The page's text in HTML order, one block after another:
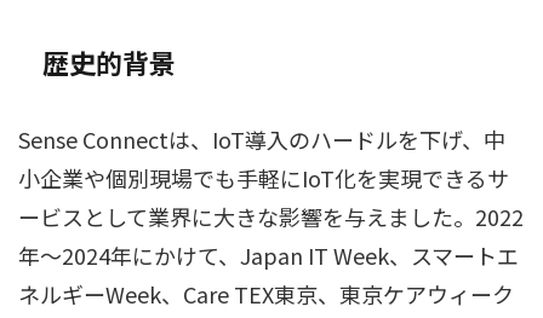
歴史的背景
Sense Connectは、IoT導入のハードルを下げ、中
小企業や個別現場でも手軽にIoT化を実現できるサ
ービスとして業界に大きな影響を与えました。2022
年〜2024年にかけて、Japan IT Week、スマートエ
ネルギーWeek、Care TEX東京、東京ケアウィーク